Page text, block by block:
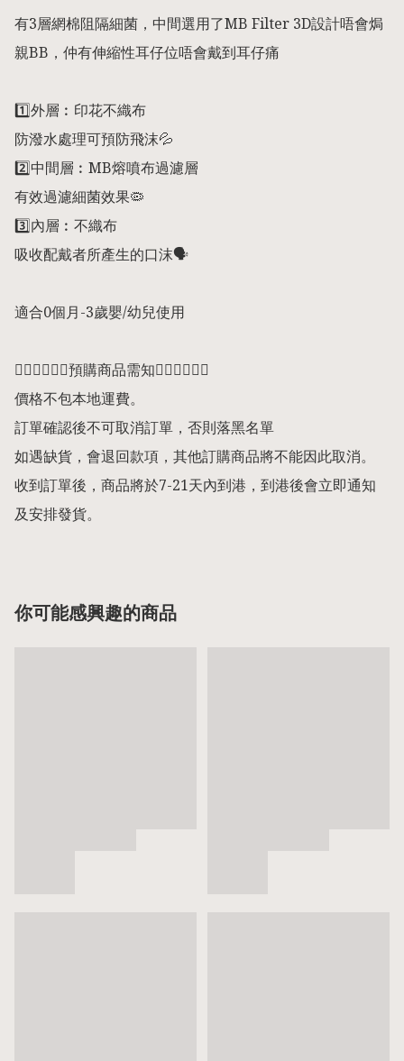
有3層網棉阻隔細菌，中間選用了MB Filter 3D設計唔會焗
親BB，仲有伸縮性耳仔位唔會戴到耳仔痛
1️⃣外層︰印花不織布
防潑水處理可預防飛沫💦
2️⃣中間層︰MB熔噴布過濾層
有效過濾細菌效果🦠
3️⃣內層︰不織布
吸收配戴者所產生的口沫🗣️
適合0個月-3歲嬰/幼兒使用
👇🏻👇🏻👇🏻預購商品需知👇🏻👇🏻👇🏻
價格不包本地運費。
訂單確認後不可取消訂單，否則落黑名單
如遇缺貨，會退回款項，其他訂購商品將不能因此取消。
收到訂單後，商品將於7-21天內到港，到港後會立即通知
及安排發貨。
你可能感興趣的商品